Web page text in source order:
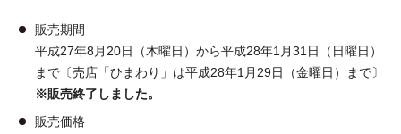
販売期間
平成27年8月20日（木曜日）から平成28年1月31日（日曜日）
まで〔売店「ひまわり」は平成28年1月29日（金曜日）まで〕
※販売終了しました。
販売価格